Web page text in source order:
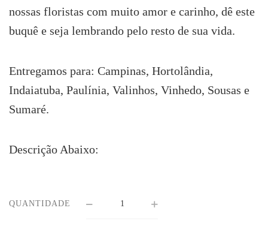
nossas floristas com muito amor e carinho, dê este
buquê e seja lembrando pelo resto de sua vida.
Entregamos para: Campinas, Hortolândia,
Indaiatuba, Paulínia, Valinhos, Vinhedo, Sousas e
Sumaré.
Descrição Abaixo:
QUANTIDADE